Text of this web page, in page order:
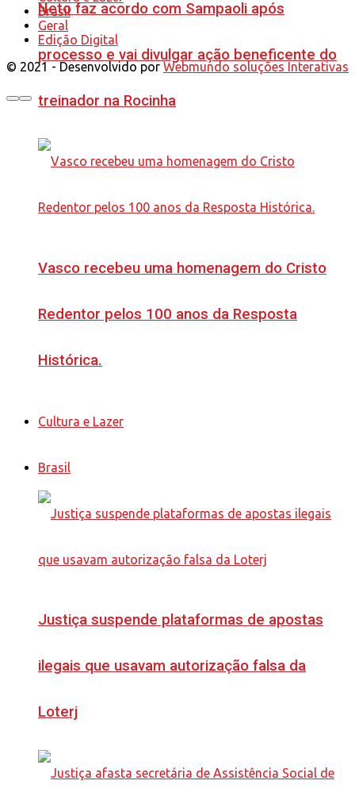
Neto faz acordo com Sampaoli após
processo e vai divulgar ação beneficente do
treinador na Rocinha
Vasco recebeu uma homenagem do Cristo
Redentor pelos 100 anos da Resposta
Histórica.
Cultura e Lazer
Brasil
Justiça suspende plataformas de apostas
ilegais que usavam autorização falsa da
Loterj
Brasil
Geral
Edição Digital
© 2021 - Desenvolvido por Webmundo soluções Interativas